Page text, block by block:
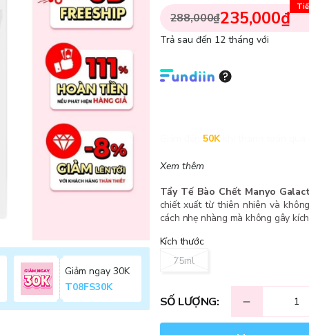
Giảm ngay 30K
T08FS30K
288,000₫235,000₫
Trả sau đến 12 tháng với
50K
Xem thêm
Tẩy Tế Bào Chết Manyo
chiết xuất từ thiên nhiên và
cách nhẹ nhàng mà không gây
Kích thước
75ml
SỐ LƯỢNG: